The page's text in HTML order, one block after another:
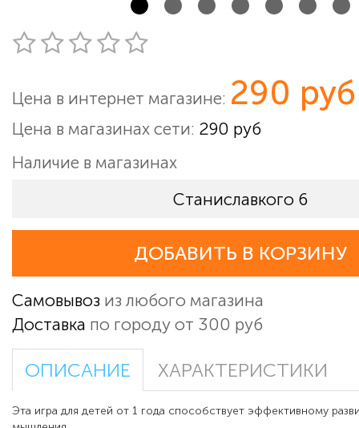
Цена в интернет магазине: 290 руб
Цена в магазинах сети: 290 руб
Наличие в магазинах
Станиславкого 6
ДОБАВИТЬ В КОРЗИНУ
Самовывоз из любого магазина
Доставка по городу от 300 руб
ОПИСАНИЕ ХАРАКТЕРИСТИКИ
Эта игра для детей от 1 года способствует эффективному